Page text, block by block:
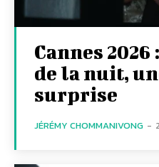
Cannes
de la nuit,
surprise
JÉRÉMY CHOMMANIVONG -